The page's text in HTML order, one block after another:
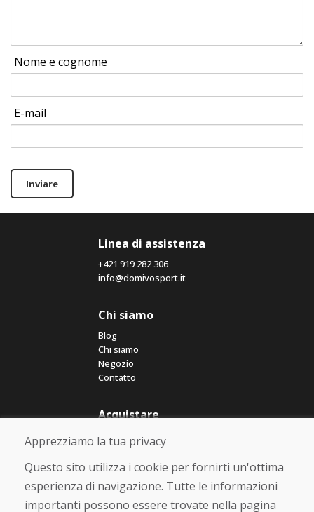
Nome e cognome
E-mail
Inviare
Linea di assistenza
+421 919 282 306
info@domivosport.it
Chi siamo
Blog
Chi siamo
Negozio
Contatto
Acquistare
Negozio online
Termini e condizioni commerciali
Spedizione e pagamento
Reso e cambio merce
Protezione dei dati personali
Apprezziamo la tua privacy
Questo sito utilizza i cookie per fornirti un'ottima
esperienza di navigazione. Tutte le informazioni
importanti possono essere trovate nella pagina